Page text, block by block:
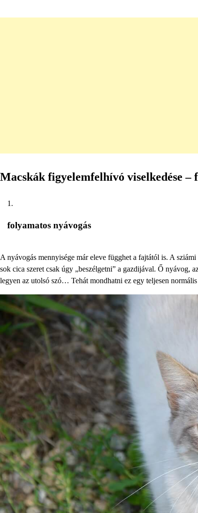
Macskák figyelemfelhívó viselkedése –
folyamatos nyávogás
A nyávogás mennyisége már eleve függhet a fajtától is. A
sok cica szeret csak úgy „beszélgetni” a gazdijával. Ő nyávog,
legyen az utolsó szó… Tehát mondhatni ez egy teljesen normális